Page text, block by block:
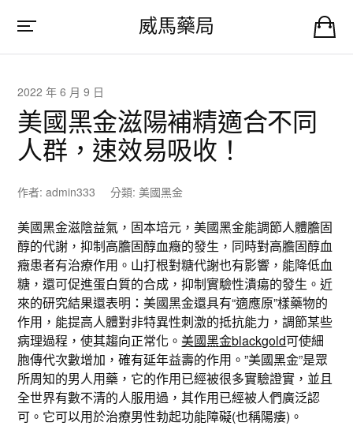
威馬藥局
2022 年 6 月 9 日
美國黑金滋陽補精適合不同
人群，速效易吸收！
作者:admin333 分類: 美國黑金
美國黑金滋陰益氣，固本培元，美國黑金能調節人體膽固
醇的代謝，抑制高膽固醇血癥的發生，同時對高膽固醇血
癥患者有治療作用。山打根對糖代謝也有影響，能降低血
糖，還可促進蛋白質的合成，抑制實驗性潰瘍的發生。近
來的研究結果還表明：美國黑金還具有“適應原”樣藥物的
作用，能提高人體對非特異性刺激的抵抗能力，調節某些
病理過程，使其趨向正常化。美國黑金blackgold可使細
胞傳代次數增加，確有延年益壽的作用。”美國黑金”是眾
所周知的男人用藥，它的作用已經被很多實驗證實，並且
全世界有數不清的人服用過，其作用已經被人們廣泛認
可。它可以用於治療男性勃起功能障礙(也稱陽痿)。